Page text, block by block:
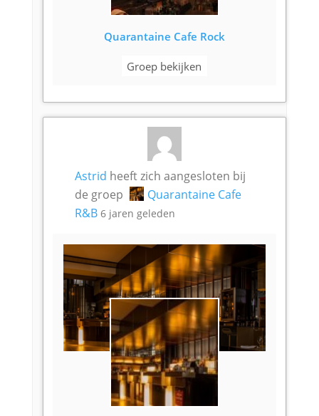
Quarantaine Cafe Rock
Groep bekijken
Astrid heeft zich aangesloten bij
de groep
Quarantaine Cafe
R&B 6 jaren geleden